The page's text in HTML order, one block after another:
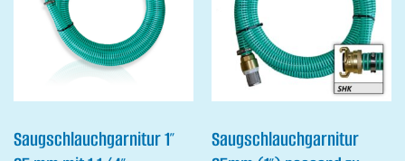
Saugschlauchgarnitur 1″
Saugschlauchgarnitur